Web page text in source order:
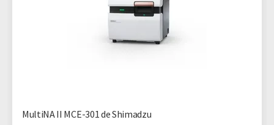
MultiNA II MCE-301 de Shimadzu